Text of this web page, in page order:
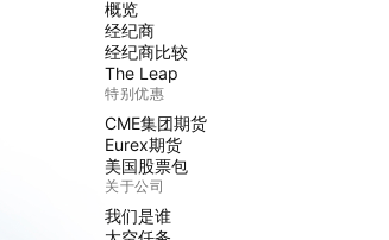
概览
经纪商
经纪商比较
The Leap
特别优惠
CME集团期货
Eurex期货
美国股票包
关于公司
我们是谁